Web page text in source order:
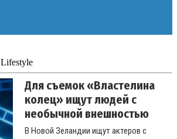
Lifestyle
Для съемок «Властелина
колец» ищут людей с
необычной внешностью
В Новой Зеландии ищут актеров с